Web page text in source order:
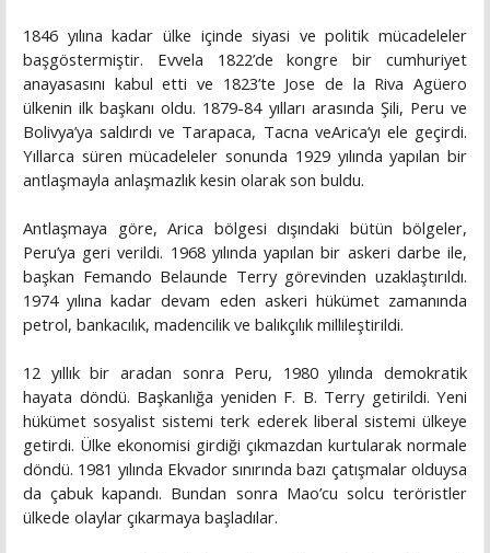
1846 yılına kadar ülke içinde siyasi ve politik mücadeleler
başgöstermiştir. Evvela 1822’de kongre bir cumhuriyet
anayasasını kabul etti ve 1823’te Jose de la Riva Agüero
ülkenin ilk başkanı oldu. 1879-84 yılları arasında Şili, Peru ve
Bolivya’ya saldırdı ve Tarapaca, Tacna veArica’yı ele geçirdi.
Yıllarca süren mücadeleler sonunda 1929 yılında yapılan bir
antlaşmayla anlaşmazlık kesin olarak son buldu.
Antlaşmaya göre, Arica bölgesi dışındaki bütün bölgeler,
Peru’ya geri verildi. 1968 yılında yapılan bir askeri darbe ile,
başkan Femando Belaunde Terry görevinden uzaklaştırıldı.
1974 yılına kadar devam eden askeri hükümet zamanında
petrol, bankacılık, madencilik ve balıkçılık millileştirildi.
12 yıllık bir aradan sonra Peru, 1980 yılında demokratik
hayata döndü. Başkanlığa yeniden F. B. Terry getirildi. Yeni
hükümet sosyalist sistemi terk ederek liberal sistemi ülkeye
getirdi. Ülke ekonomisi girdiği çıkmazdan kurtularak normale
döndü. 1981 yılında Ekvador sınırında bazı çatışmalar olduysa
da çabuk kapandı. Bundan sonra Mao’cu solcu teröristler
ülkede olaylar çıkarmaya başladılar.